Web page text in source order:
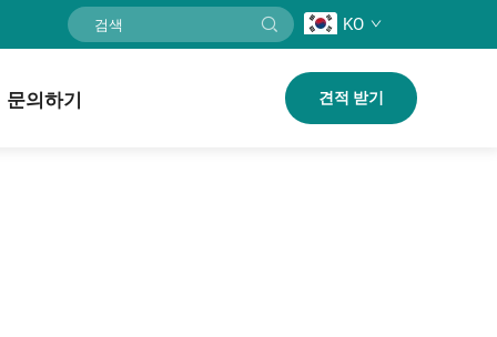
KO
문의하기 견적 받기